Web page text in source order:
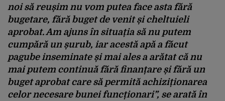
noi să reușim nu vom putea face asta fără
bugetare, fără buget de venit și cheltuieli
aprobat. Am ajuns în situația să nu putem
cumpără un șurub, iar acestă apă a făcut
pagube inseminate și mai ales a arătat că nu
mai putem continuă fără finanțare și fără un
buget aprobat care să permită achiziționarea
celor necesare bunei funcționari”, se arată în